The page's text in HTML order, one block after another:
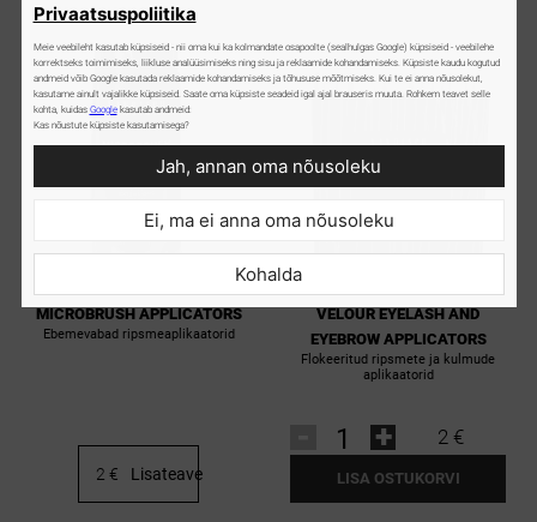
MICROBRUSH APPLICATORS
Ebemevabad ripsmeaplikaatorid
2 € Lisateave
VELOUR EYELASH AND
EYEBROW APPLICATORS
Flokeeritud ripsmete ja kulmude
aplikaatorid
2 €
+
LISA OSTUKORVI
Privaatsuspoliitika
Meie veebileht kasutab küpsiseid - nii oma kui ka kolmandate osapoolte (sealhulgas Google) küpsiseid - veebilehe
korrektseks toimimiseks, liikluse analüüsimiseks ning sisu ja reklaamide kohandamiseks. Küpsiste kaudu kogutud
andmeid võib Google kasutada reklaamide kohandamiseks ja tõhususe mõõtmiseks. Kui te ei anna nõusolekut,
kasutame ainult vajalikke küpsiseid. Saate oma küpsiste seadeid igal ajal brauseris muuta. Rohkem teavet selle
kohta, kuidas Googlekasutab andmeid:
Kas nõustute küpsiste kasutamisega?
Jah, annan oma nõusoleku
Ei, ma ei anna oma nõusoleku
Kohalda